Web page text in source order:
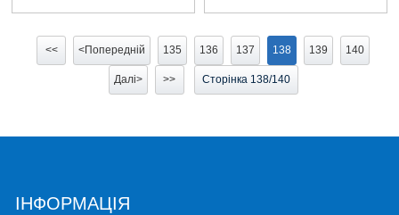
<< <Попередній 135 136 137 138 139 140
Далі> >> Сторінка 138/140
ІНФОРМАЦІЯ